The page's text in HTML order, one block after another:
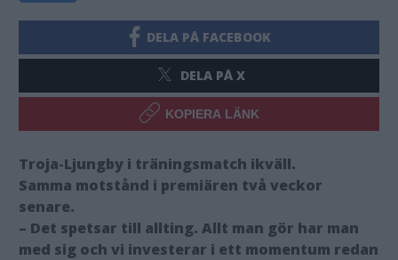
DELA PÅ FACEBOOK
DELA PÅ X
KOPIERA LÄNK
Troja-Ljungby i träningsmatch ikväll.
Samma motstånd i premiären två veckor
senare.
– Det spetsar till allting. Allt man gör har man
med sig och vi investerar i ett momentum redan